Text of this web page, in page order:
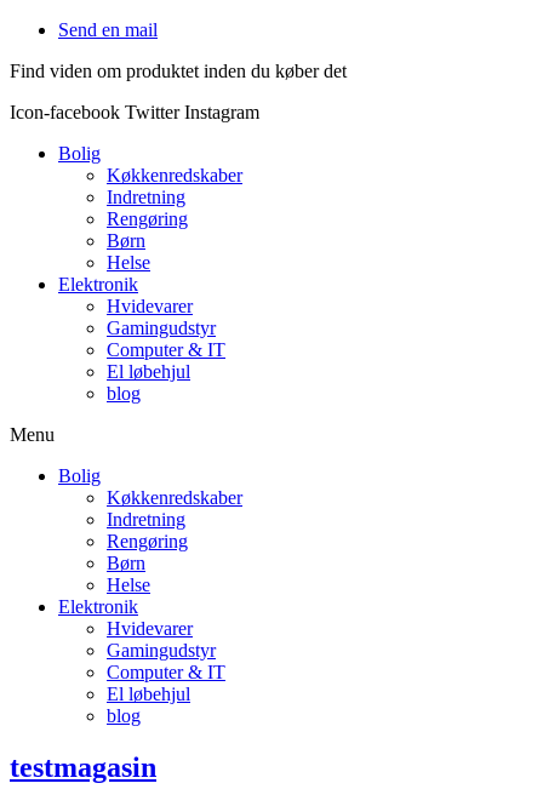
Videre
indhold
Send en mail
Find viden om produktet inden du køber det
Icon-facebook Twitter Instagram
Bolig
Køkkenredskaber
Indretning
Rengøring
Børn
Helse
Elektronik
Hvidevarer
Gamingudstyr
Computer & IT
El løbehjul
blog
Menu
Bolig
Køkkenredskaber
Indretning
Rengøring
Børn
Helse
Elektronik
Hvidevarer
Gamingudstyr
Computer & IT
El løbehjul
blog
testmagasin